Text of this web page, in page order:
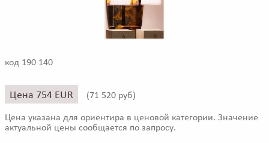
код 190 140
Цена 754 EUR (71 520 руб)
Цена указана для ориентира в ценовой категории. Значение
актуальной цены сообщается по запросу.